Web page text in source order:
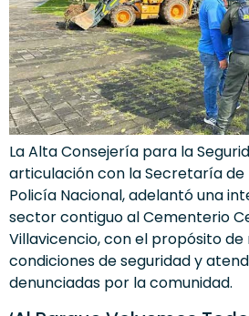
La Alta Consejería para la
articulación con la Secretaría
Policía Nacional, adelantó una
sector contiguo al Cementerio
Villavicencio, con el propósito
condiciones de seguridad y
denunciadas por la comunidad.